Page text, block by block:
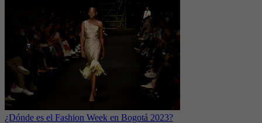
¿Dónde es el Fashion Week en Bogotá 2023?